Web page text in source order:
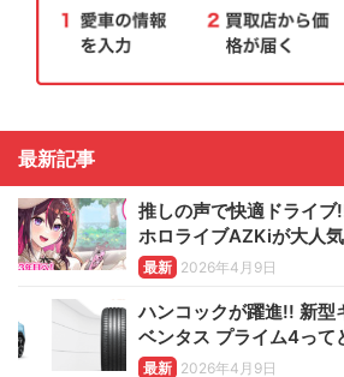
最新記事
推しの声で快適ドライ
ホロライブAZKiが大人
最新 2026年4月9日
ハンコックが躍進!! 新型
ベンタス プライム4って
最新 2026年4月9日